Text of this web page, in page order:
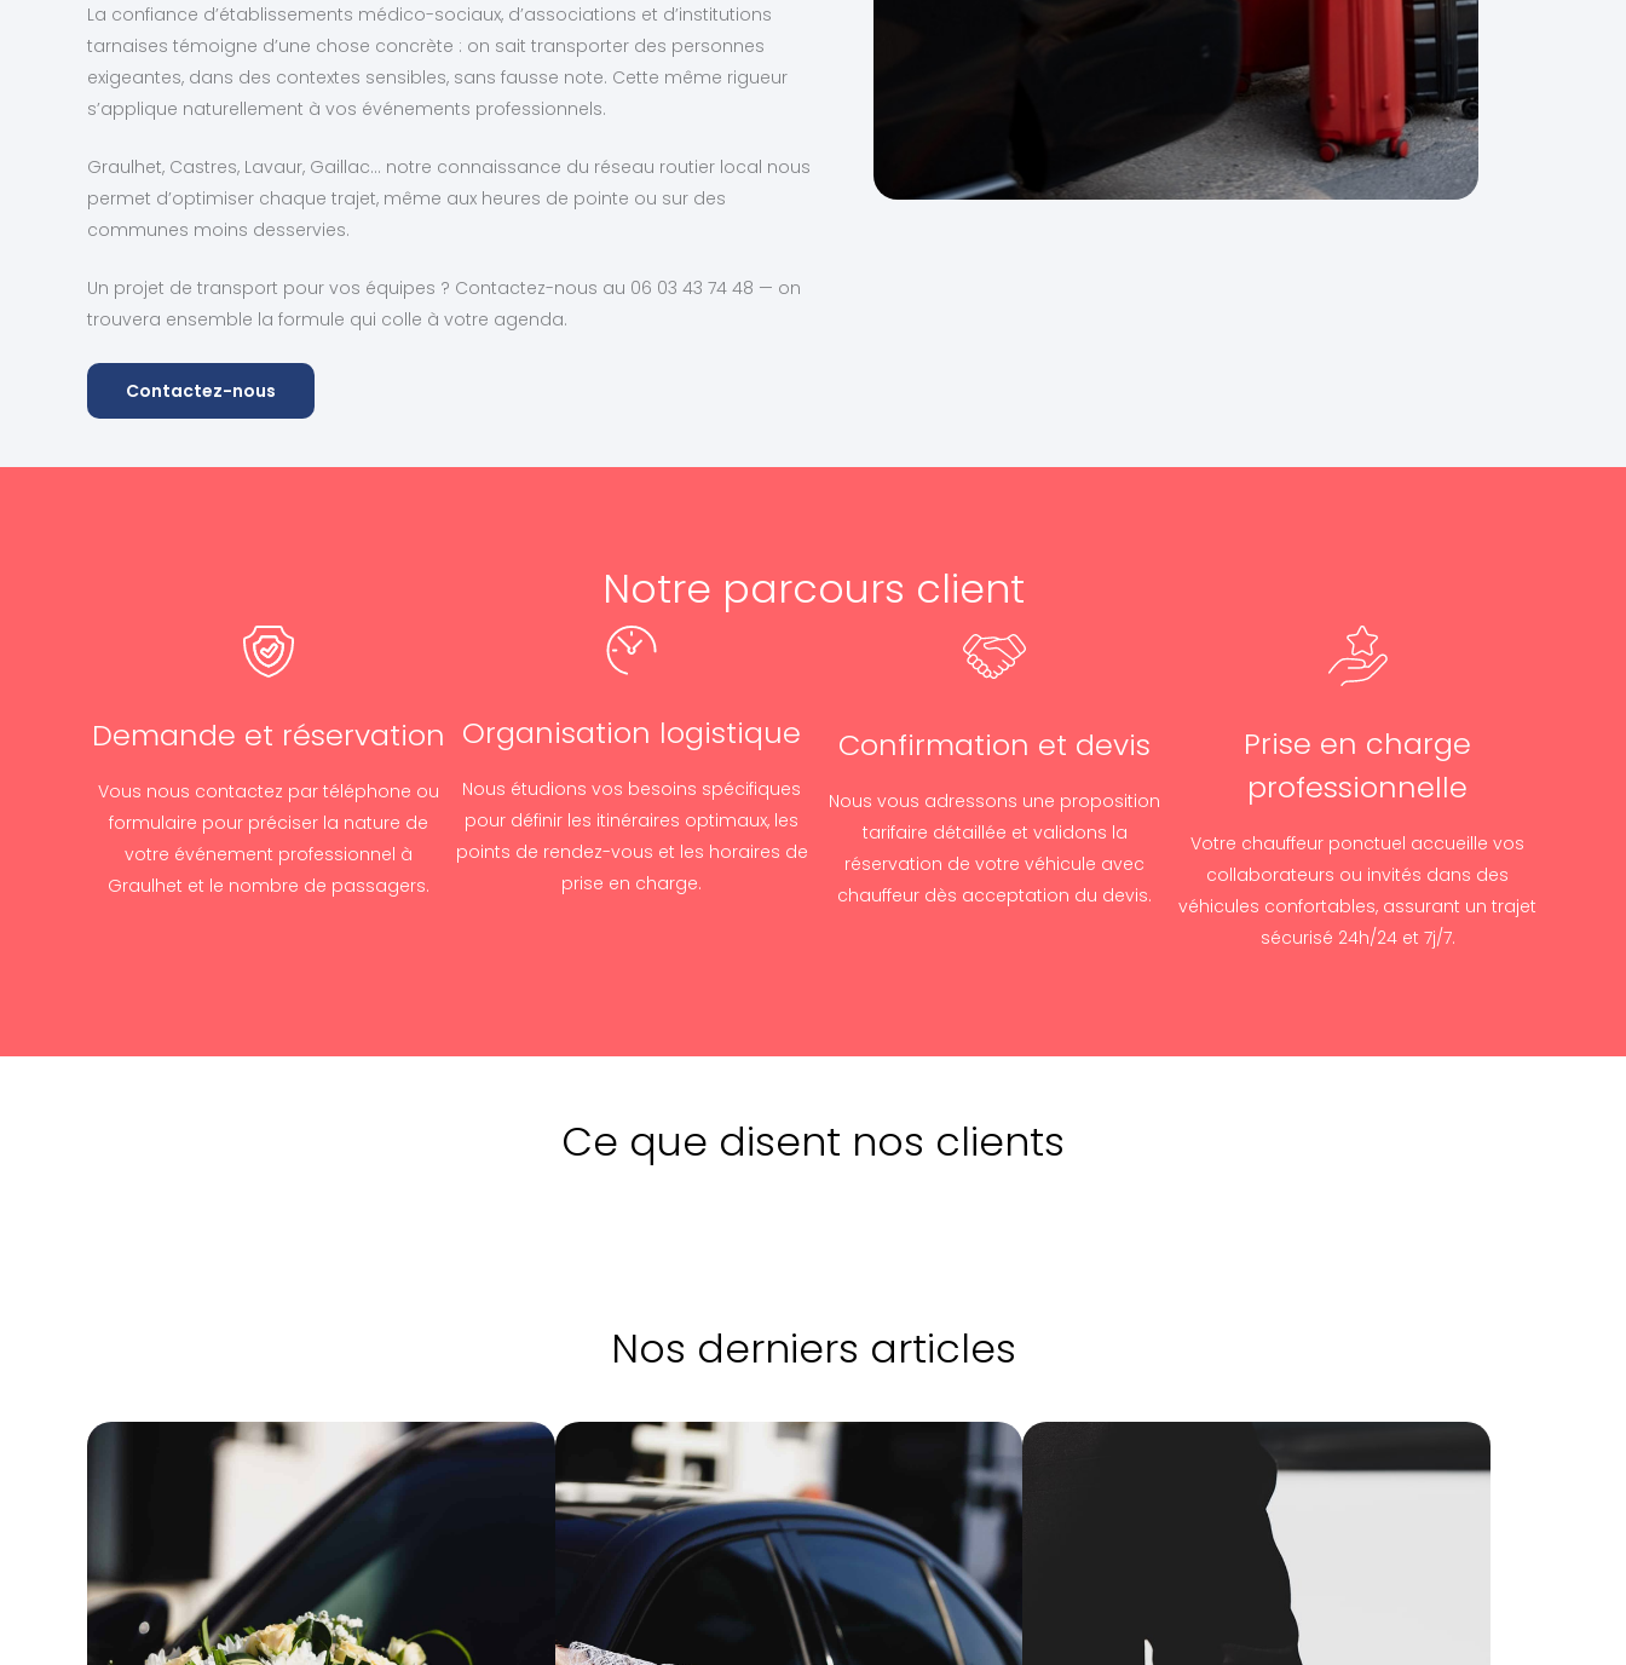
La confiance d’établissements médico-sociaux, d’associations et d’institutions
tarnaises témoigne d’une chose concrète : on sait transporter des personnes
exigeantes, dans des contextes sensibles, sans fausse note. Cette même rigueur
s’applique naturellement à vos événements professionnels.
Graulhet, Castres, Lavaur, Gaillac… notre connaissance du réseau routier local nous
permet d’optimiser chaque trajet, même aux heures de pointe ou sur des
communes moins desservies.
Un projet de transport pour vos équipes ? Contactez-nous au 06 03 43 74 48 — on
trouvera ensemble la formule qui colle à votre agenda.
Contactez-nous
Notre parcours client
Demande et réservation
Vous nous contactez par téléphone ou
formulaire pour préciser la nature de
votre événement professionnel à
Graulhet et le nombre de passagers.
Organisation logistique
Nous étudions vos besoins spécifiques
pour définir les itinéraires optimaux, les
points de rendez-vous et les horaires de
prise en charge.
Confirmation et devis
Nous vous adressons une proposition
tarifaire détaillée et validons la
réservation de votre véhicule avec
chauffeur dès acceptation du devis.
Prise en charge
professionnelle
Votre chauffeur ponctuel accueille vos
collaborateurs ou invités dans des
véhicules confortables, assurant un trajet
sécurisé 24h/24 et 7j/7.
Ce que disent nos clients
Nos derniers articles